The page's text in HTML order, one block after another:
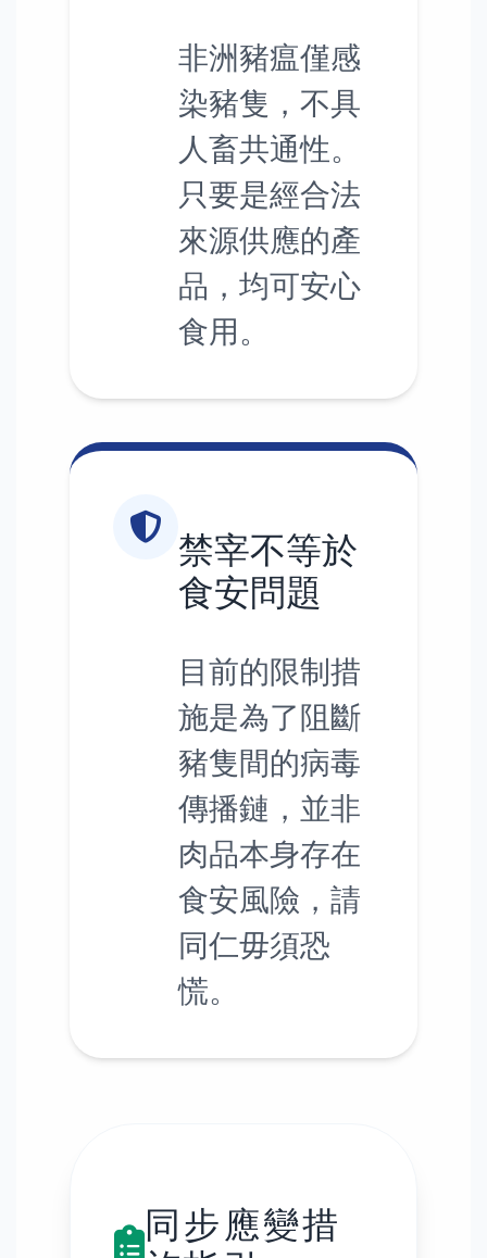
非洲豬瘟僅感
染豬隻，不具
人畜共通性。
只要是經合法
來源供應的產
品，均可安心
食用。
禁宰不等於
食安問題
目前的限制措
施是為了阻斷
豬隻間的病毒
傳播鏈，並非
肉品本身存在
食安風險，請
同仁毋須恐
慌。
同步應變措